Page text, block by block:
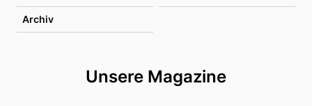
Archiv
Unsere Magazine